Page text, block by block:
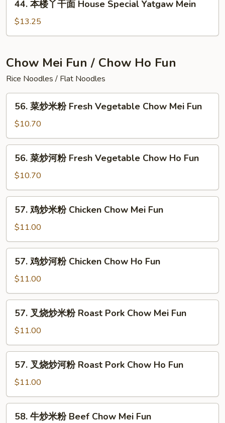
Shrimp
Yatgaw
Mein
丫
面
House
Special
Yatgaw
Mein
44. 本楼丫干面 House Special Yatgaw Mein
$13.25
Chow Mei Fun / Chow Ho Fun
Rice Noodles / Flat Noodles
56.
米
粉
Fresh
Vegetable
Chow
Mei
Fun
56. 菜炒米粉 Fresh Vegetable Chow Mei Fun
$10.70
56.
河
粉
Fresh
Vegetable
Chow
Ho
Fun
56. 菜炒河粉 Fresh Vegetable Chow Ho Fun
$10.70
57.
米
粉
Chicken
Chow
Mei
Fun
57. 鸡炒米粉 Chicken Chow Mei Fun
$11.00
57.
河
粉
Chicken
Chow
Ho
Fun
57. 鸡炒河粉 Chicken Chow Ho Fun
$11.00
57.
炒
米
Roast
Pork
Chow
Mei
57. 叉烧炒米粉 Roast Pork Chow Mei Fun
$11.00
57.
炒
河
57. 叉烧炒河粉 Roast Pork Chow Ho Fun
$11.00
58.
58. 牛炒米粉 Beef Chow Mei Fun